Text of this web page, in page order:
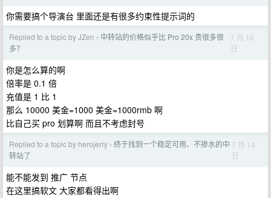
你需要搞个导演台 里面还是有很多约束性提示词的
Replied to a topic by JZen › 中转站的价格似乎比 Pro 20x 贵很多很
多？
7 月 16
日
你是怎么算的啊
倍率是 0.1 倍
充值是 1 比 1
那么 10000 美金=1000 美金=1000rmb 啊
比自己买 pro 划算啊 而且不考虑封号
Replied to a topic by herojerry › 终于找到一个稳定可用、不掺水的中
转站了
7 月 14
日
能不能发到 推广 节点
在这里搞软文 大家都看得出啊